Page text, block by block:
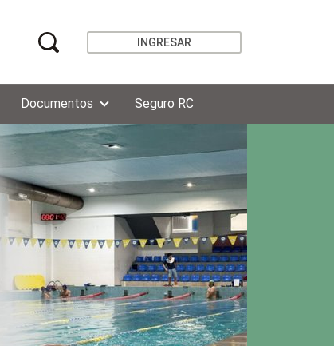
INGRESAR
Documentos Seguro RC